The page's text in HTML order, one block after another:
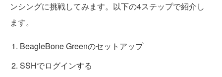
ンシングに挑戦してみます。以下の4ステップで紹介し
ます。
BeagleBone Greenのセットアップ
SSHでログインする